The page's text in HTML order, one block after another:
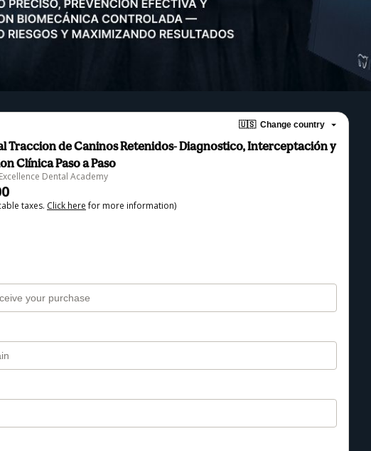
🇺🇸 Change country
Traccion de Caninos Retenidos- Diagnostico, Interceptación y
Clínica Paso a Paso
Dental Academy
taxes. Click herefor more information)